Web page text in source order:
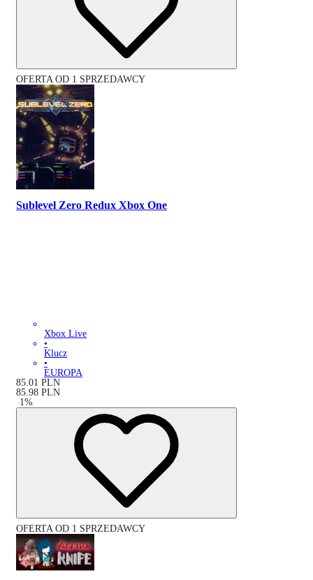
OFERTA OD 1 SPRZEDAWCY
Sublevel Zero Redux Xbox One
Xbox Live
•
Klucz
•
EUROPA
85.01 PLN
85.98 PLN
-1 %
OFERTA OD 1 SPRZEDAWCY